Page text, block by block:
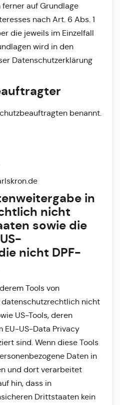
auf Grundlage
nach Art. 6 Abs. 1
die jeweils im Einzelfall
wird in den
Datenschutzerklärung
benannt.
in
nicht
sowie die
nicht DPF-
Tools von
datenschutzrechtlich nicht
US-Tools, deren
EU-US-Data Privacy
sind. Wenn diese Tools
Daten in
und dort verarbeitet
hin, dass in
Drittstaaten kein